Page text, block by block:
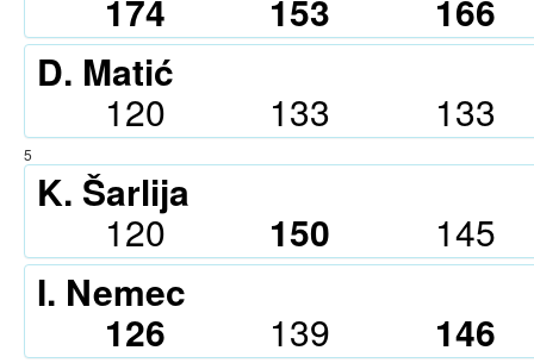
174 153
166
D. Matić
120 133 133
5
K. Šarlija
120 150
145
I. Nemec
126 139 146